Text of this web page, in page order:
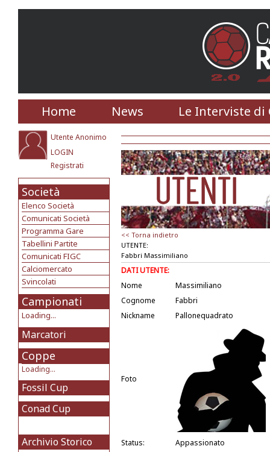
Home News Le Interviste di
Utente Anonimo
LOGIN
Registrati
Società
Elenco Società
Comunicati Società
Programma Gare
Tabellini Partite
Comunicati FIGC
Calciomercato
Svincolati
Campionati
Loading...
Marcatori
Coppe
Loading...
Fossil Cup
Conad Cup
Archivio Storico
<< Torna indietro
UTENTE:
Fabbri Massimiliano
DATI UTENTE:
Nome
Massimiliano
Cognome
Fabbri
Nickname
Pallonequadrato
Foto
Status:
Appassionato